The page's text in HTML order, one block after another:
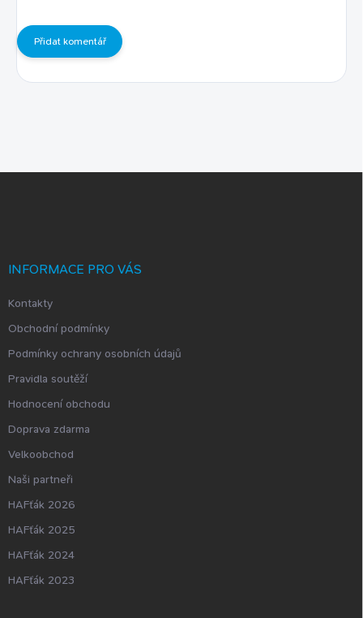
Přidat komentář
INFORMACE PRO VÁS
Kontakty
Obchodní podmínky
Podmínky ochrany osobních údajů
Pravidla soutěží
Hodnocení obchodu
Doprava zdarma
Velkoobchod
Naši partneři
HAFťák 2026
HAFťák 2025
HAFťák 2024
HAFťák 2023